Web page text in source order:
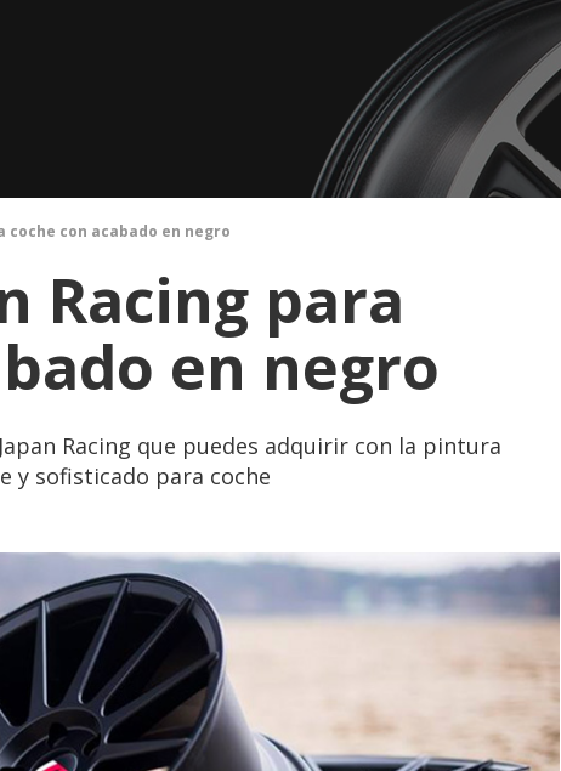
coche con acabado en negro
Racing para
en negro
Racing que puedes adquirir con la pintura
y sofisticado para coche